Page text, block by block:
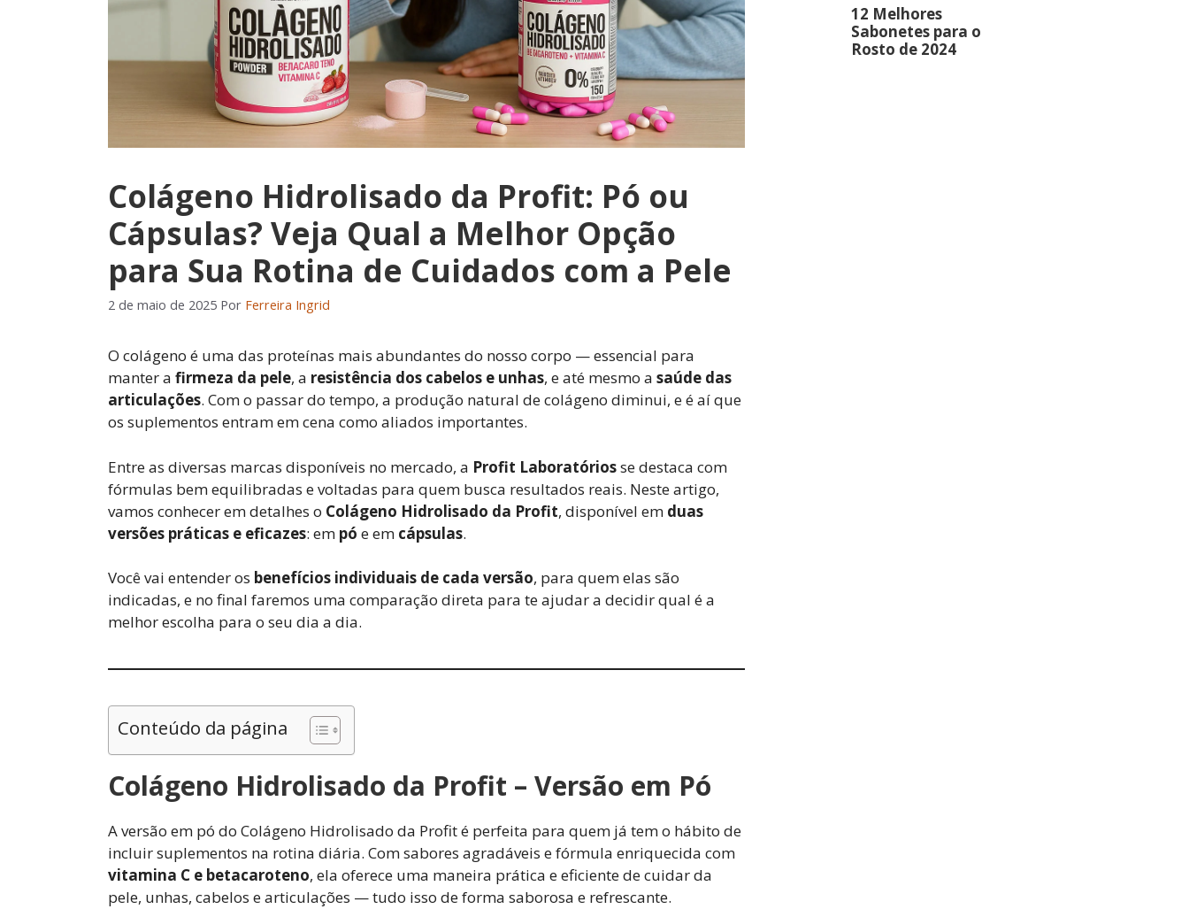
Colágeno Hidrolisado da Profit: Pó ou
Cápsulas? Veja Qual a Melhor Opção
para Sua Rotina de Cuidados com a Pele
2 de maio de 2025 Por Ferreira Ingrid
O colágeno é uma das proteínas mais abundantes do nosso corpo — essencial para
manter a firmeza da pele, a resistência dos cabelos e unhas, e até mesmo a saúde das
articulações. Com o passar do tempo, a produção natural de colágeno diminui, e é aí que
os suplementos entram em cena como aliados importantes.
Entre as diversas marcas disponíveis no mercado, a Profit Laboratóriosse destaca com
fórmulas bem equilibradas e voltadas para quem busca resultados reais. Neste artigo,
vamos conhecer em detalhes o Colágeno Hidrolisado da Profit, disponível em duas
versões práticas e eficazes: em pó e em cápsulas.
Você vai entender os benefícios individuais de cada versão, para quem elas são
indicadas, e no final faremos uma comparação direta para te ajudar a decidir qual é a
melhor escolha para o seu dia a dia.
Conteúdo da página
Colágeno Hidrolisado da Profit – Versão em Pó
A versão em pó do Colágeno Hidrolisado da Profit é perfeita para quem já tem o hábito de
incluir suplementos na rotina diária. Com sabores agradáveis e fórmula enriquecida com
vitamina C e betacaroteno, ela oferece uma maneira prática e eficiente de cuidar da
pele, unhas, cabelos e articulações — tudo isso de forma saborosa e refrescante.
12 Melhores
Sabonetes para o
Rosto de 2024